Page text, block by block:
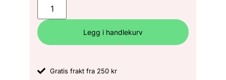
Legg i handlekurv
Gratis frakt fra 250 kr